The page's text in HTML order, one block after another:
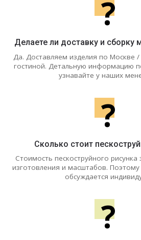
?
Делаете ли доставку и сборку
Да. Доставляем изделия по Москве
гостиной. Детальную информацию
узнавайте у наших
?
Сколько стоит
Стоимость пескоструйного рисунка
изготовления и масштабов.
обсуждается
?